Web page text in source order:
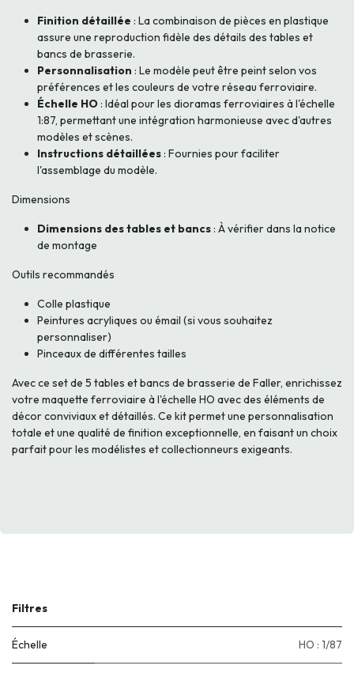
Finition détaillée : La combinaison de pièces en plastique
assure une reproduction fidèle des détails des tables et
bancs de brasserie.
Personnalisation : Le modèle peut être peint selon vos
préférences et les couleurs de votre réseau ferroviaire.
Échelle HO : Idéal pour les dioramas ferroviaires à l'échelle
1:87, permettant une intégration harmonieuse avec d'autres
modèles et scènes.
Instructions détaillées : Fournies pour faciliter
l'assemblage du modèle.
Dimensions
Dimensions des tables et bancs : À vérifier dans la notice
de montage
Outils recommandés
Colle plastique
Peintures acryliques ou émail (si vous souhaitez
personnaliser)
Pinceaux de différentes tailles
Avec ce set de 5 tables et bancs de brasserie de Faller, enrichissez
votre maquette ferroviaire à l'échelle HO avec des éléments de
décor conviviaux et détaillés. Ce kit permet une personnalisation
totale et une qualité de finition exceptionnelle, en faisant un choix
parfait pour les modélistes et collectionneurs exigeants.
Filtres
Échelle HO : 1/87